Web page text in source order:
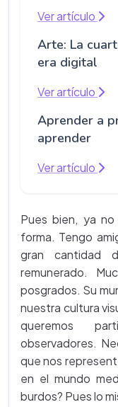
Ver artículo
Arte: La
era digital
Ver artículo
Aprender a
aprender
Ver artículo
Pues bien, ya
forma. Tengo
gran cantidad
remunerado.
posgrados. Su
nuestra cultura
queremos
observadores.
que nos
en el mundo
burdos? Pues lo